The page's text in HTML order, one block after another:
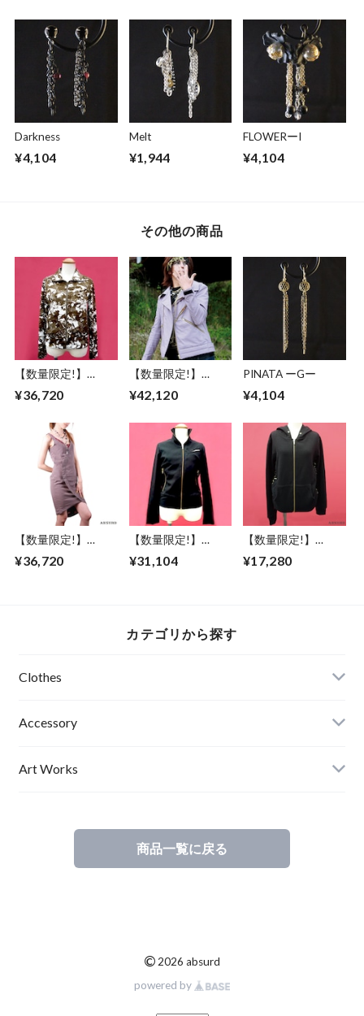
Darkness
¥4,104
Melt
¥1,944
FLOWERーI
¥4,104
その他の商品
【数量限定!】
KHAKI カーキ 柄 レ
ブサード UKRAINE
¥36,720
【数量限定!】
スダブルPARPLE 紫
ィース メンズ 大き
なポケット アブサ
ード REVOLVER
¥42,120
PINATA ーGー
¥4,104
【数量限定!】
ンピース 着物 襟元
¥36,720
【数量限定!】
黒 BLACK 金 サテン
¥31,104
【数量限定!】
両サイド レース ベ
¥17,280
カテゴリから探す
Clothes
Mens
Ladies
Accessory
Art Works
商品一覧に戻る
© 2026 absurd
powered by